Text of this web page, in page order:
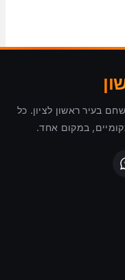
בעיר ראשון לציון. כל
במקום אחד.